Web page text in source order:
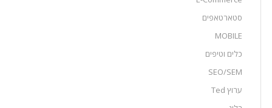
סטארטאפים
MOBILE
כלים וטיפים
SEO/SEM
ערוץ Ted